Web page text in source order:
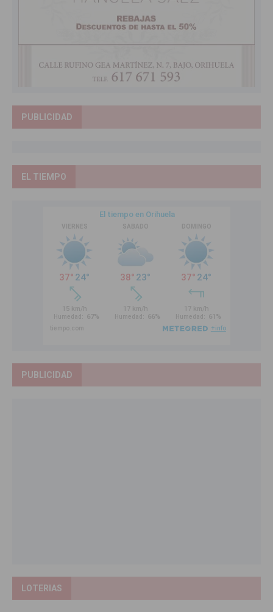
PUBLICIDAD
EL TIEMPO
PUBLICIDAD
LOTERIAS